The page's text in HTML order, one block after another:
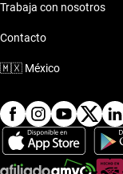
Trabaja con nosotros
Contacto
🇲🇽 México